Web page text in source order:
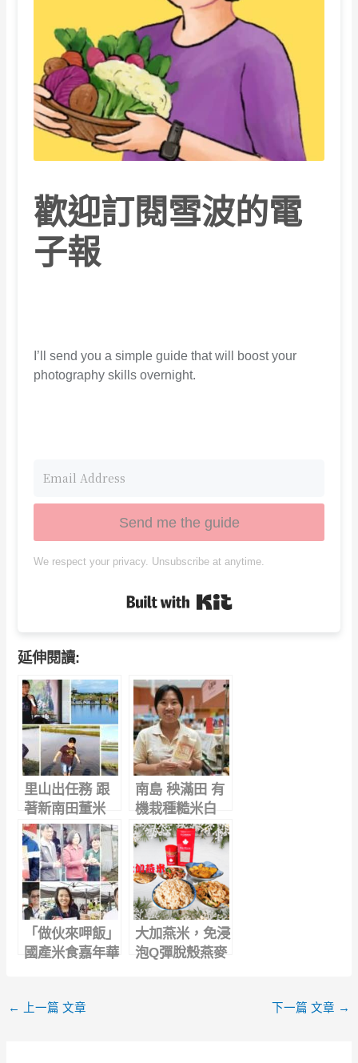
歡迎訂閱雪波的電
子報
I’ll send you a simple guide that will boost your
photography skills overnight.
Send me the guide
We respect your privacy. Unsubscribe at anytime.
延伸閱讀:
里山出任務 跟
著新南田董米
護鳥趣 高雄147
南島 秧滿田 有
機栽種糙米白
米，在地小農，
自產自銷，新鮮
吃好米
「做伙來呷飯」
國產米食嘉年華
大加燕米，免浸
泡Q彈脫殼燕麥
← 上一篇 文章 下一篇 文章 →